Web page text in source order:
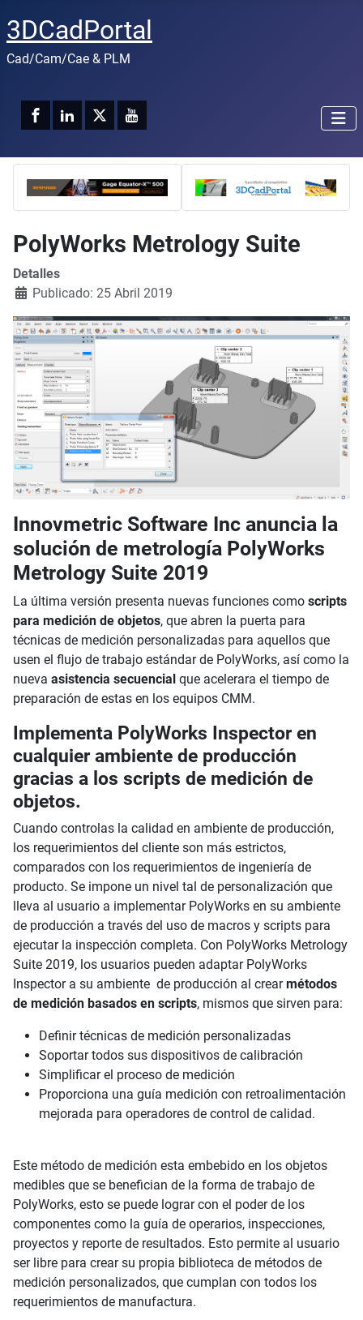
3DCadPortal
Cad/Cam/Cae & PLM
PolyWorks Metrology Suite
Detalles
Publicado: 25 Abril 2019
Innovmetric Software Inc anuncia la
solución de metrología PolyWorks
Metrology Suite 2019
La última versión presenta nuevas funciones como scripts
para medición de objetos, que abren la puerta para
técnicas de medición personalizadas para aquellos que
usen el flujo de trabajo estándar de PolyWorks, así como la
nueva asistencia secuencial que acelerara el tiempo de
preparación de estas en los equipos CMM.
Implementa PolyWorks Inspector en
cualquier ambiente de producción
gracias a los scripts de medición de
objetos.
Cuando controlas la calidad en ambiente de producción,
los requerimientos del cliente son más estrictos,
comparados con los requerimientos de ingeniería de
producto. Se impone un nivel tal de personalización que
lleva al usuario a implementar PolyWorks en su ambiente
de producción a través del uso de macros y scripts para
ejecutar la inspección completa. Con PolyWorks Metrology
Suite 2019, los usuarios pueden adaptar PolyWorks
Inspector a su ambiente de producción al crearmétodos
de medición basados en scripts, mismos que sirven para:
Definir técnicas de medición personalizadas
Soportar todos sus dispositivos de calibración
Simplificar el proceso de medición
Proporciona una guía medición con retroalimentación
mejorada para operadores de control de calidad.
Este método de medición esta embebido en los objetos
medibles que se benefician de la forma de trabajo de
PolyWorks, esto se puede lograr con el poder de los
componentes como la guía de operarios, inspecciones,
proyectos y reporte de resultados. Esto permite al usuario
ser libre para crear su propia biblioteca de métodos de
medición personalizados, que cumplan con todos los
requerimientos de manufactura.